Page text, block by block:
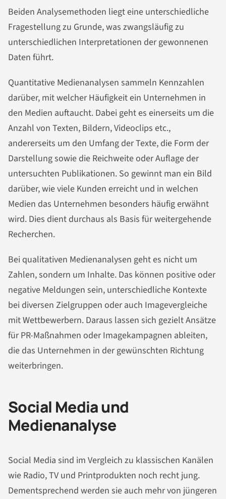
Beiden Analysemethoden liegt eine unterschiedliche
Fragestellung zu Grunde, was zwangsläufig zu
unterschiedlichen Interpretationen der gewonnenen
Daten führt.
Quantitative Medienanalysen sammeln Kennzahlen
darüber, mit welcher Häufigkeit ein Unternehmen in
den Medien auftaucht. Dabei geht es einerseits um die
Anzahl von Texten, Bildern, Videoclips etc.,
andererseits um den Umfang der Texte, die Form der
Darstellung sowie die Reichweite oder Auflage der
untersuchten Publikationen. So gewinnt man ein Bild
darüber, wie viele Kunden erreicht und in welchen
Medien das Unternehmen besonders häufig erwähnt
wird. Dies dient durchaus als Basis für weitergehende
Recherchen.
Bei qualitativen Medienanalysen geht es nicht um
Zahlen, sondern um Inhalte. Das können positive oder
negative Meldungen sein, unterschiedliche Kontexte
bei diversen Zielgruppen oder auch Imagevergleiche
mit Wettbewerbern. Daraus lassen sich gezielt Ansätze
für PR-Maßnahmen oder Imagekampagnen ableiten,
die das Unternehmen in der gewünschten Richtung
weiterbringen.
Social Media und
Medienanalyse
Social Media sind im Vergleich zu klassischen Kanälen
wie Radio, TV und Printprodukten noch recht jung.
Dementsprechend werden sie auch mehr von jüngeren